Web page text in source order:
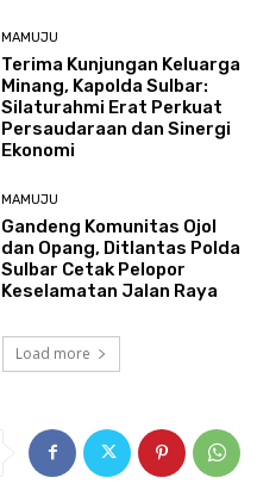
MAMUJU
Terima Kunjungan Keluarga
Minang, Kapolda Sulbar:
Silaturahmi Erat Perkuat
Persaudaraan dan Sinergi
Ekonomi
MAMUJU
Gandeng Komunitas Ojol
dan Opang, Ditlantas Polda
Sulbar Cetak Pelopor
Keselamatan Jalan Raya
Load more